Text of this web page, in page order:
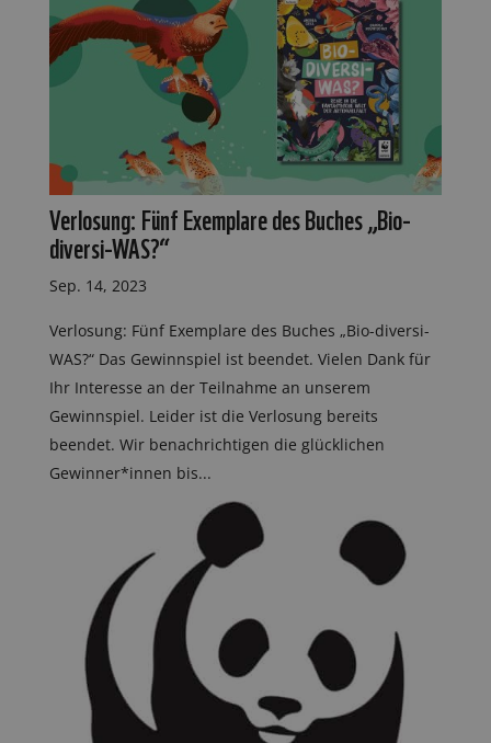
Verlosung: Fünf Exemplare des Buches „Bio-
diversi-WAS?“
Sep. 14, 2023
Verlosung: Fünf Exemplare des Buches „Bio-diversi-
WAS?“ Das Gewinnspiel ist beendet. Vielen Dank für
Ihr Interesse an der Teilnahme an unserem
Gewinnspiel. Leider ist die Verlosung bereits
beendet. Wir benachrichtigen die glücklichen
Gewinner*innen bis...